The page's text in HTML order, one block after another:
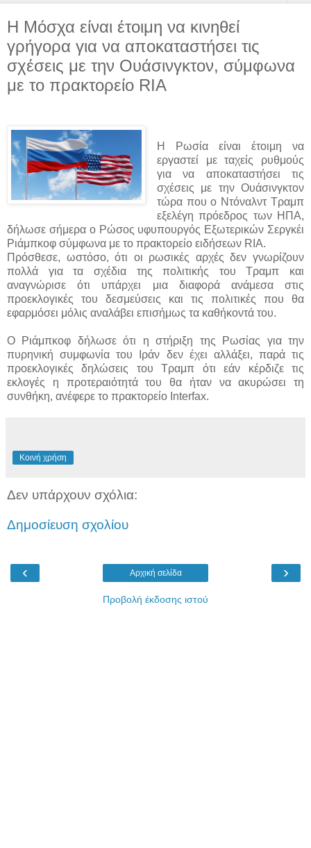
Η Μόσχα είναι έτοιμη να κινηθεί
γρήγορα για να αποκαταστήσει τις
σχέσεις με την Ουάσινγκτον, σύμφωνα
με το πρακτορείο RIA
Η Ρωσία είναι έτοιμη να
εργαστεί με ταχείς ρυθμούς
για να αποκαταστήσει τις
σχέσεις με την Ουάσινγκτον
τώρα που ο Ντόναλντ Τραμπ
εξελέγη πρόεδρος των ΗΠΑ,
δήλωσε σήμερα ο Ρώσος υφυπουργός Εξωτερικών Σεργκέι
Ριάμπκοφ σύμφωνα με το πρακτορείο ειδήσεων RIA.
Πρόσθεσε, ωστόσο, ότι οι ρωσικές αρχές δεν γνωρίζουν
πολλά για τα σχέδια της πολιτικής του Τραμπ και
αναγνώρισε ότι υπάρχει μια διαφορά ανάμεσα στις
προεκλογικές του δεσμεύσεις και τις πολιτικές που θα
εφαρμόσει μόλις αναλάβει επισήμως τα καθήκοντά του.
Ο Ριάμπκοφ δήλωσε ότι η στήριξη της Ρωσίας για την
πυρηνική συμφωνία του Ιράν δεν έχει αλλάξει, παρά τις
προεκλογικές δηλώσεις του Τραμπ ότι εάν κέρδιζε τις
εκλογές η προτεραιότητά του θα ήταν να ακυρώσει τη
συνθήκη, ανέφερε το πρακτορείο Interfax.
Κοινή χρήση
Δεν υπάρχουν σχόλια:
Δημοσίευση σχολίου
‹ ›
Αρχική σελίδα
Προβολή έκδοσης ιστού